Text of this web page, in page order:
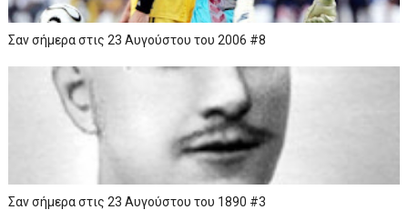
Σαν σήμερα στις 23 Αυγούστου του 2006 #8
Σαν σήμερα στις 23 Αυγούστου του 1890 #3